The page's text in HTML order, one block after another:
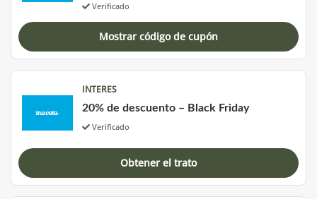
Verificado
Mostrar código de cupón
INTERES
20% de descuento – Black Friday
Verificado
Obtener el trato